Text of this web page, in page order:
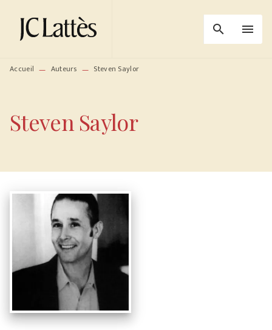
MENU RECHERCHE
PIED DE PAGE
search menu
Accueil — Auteurs — Steven Saylor
Steven Saylor